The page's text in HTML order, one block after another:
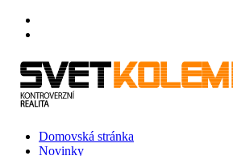
Domovská stránka
Novinky